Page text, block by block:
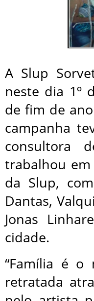
A Slup
neste dia 1º
de fim de
campanha
consultora
trabalhou
da Slup,
Dantas,
Jonas
cidade.
“Família é
retratada